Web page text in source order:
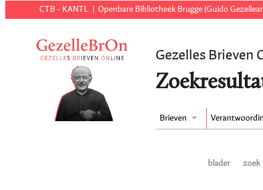
CTB - KANTL Openbare Bibliotheek Brugge (Guido
Gezelles Brieven
Brieven
blader zoek